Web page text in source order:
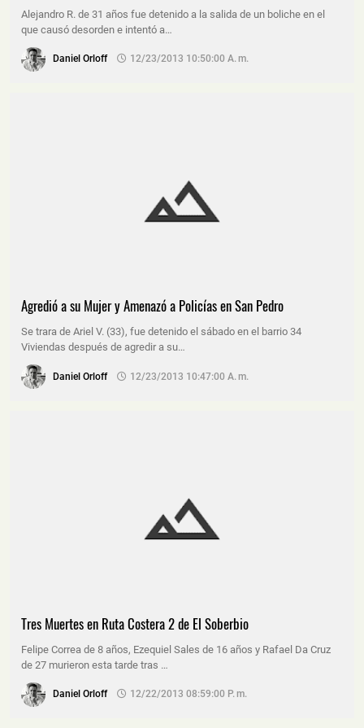
Alejandro R. de 31 años fue detenido a la salida de un boliche en el
que causó desorden e intentó a…
Daniel Orloff 12/23/2013 10:50:00 A. M.
Agredió a su Mujer y Amenazó a Policías en San Pedro
Se trara de Ariel V. (33), fue detenido el sábado en el barrio 34
Viviendas después de agredir a su…
Daniel Orloff 12/23/2013 10:47:00 A. M.
Tres Muertes en Ruta Costera 2 de El Soberbio
Felipe Correa de 8 años, Ezequiel Sales de 16 años y Rafael Da Cruz
de 27 murieron esta tarde tras …
Daniel Orloff 12/22/2013 08:59:00 P. M.